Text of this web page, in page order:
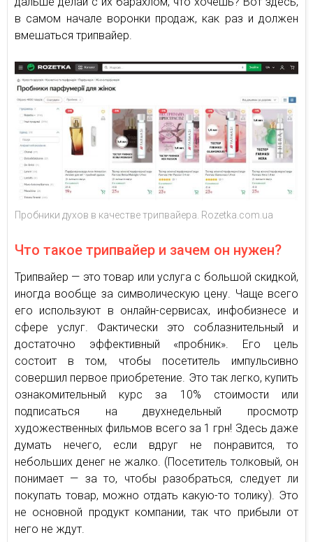
в самом начале воронки продаж, как раз и должен
вмешаться трипвайер.
Пробники духов в качестве трипвайера. Rozetka.com.ua
Что такое трипвайер и зачем он нужен?
Трипвайер — это товар или услуга с большой скидкой,
иногда вообще за символическую цену. Чаще всего
его используют в онлайн-сервисах, инфобизнесе и
сфере услуг. Фактически это соблазнительный и
достаточно эффективный «пробник». Его цель
состоит в том, чтобы посетитель импульсивно
совершил первое приобретение. Это так легко, купить
ознакомительный курс за 10% стоимости или
подписаться на двухнедельный просмотр
художественных фильмов всего за 1 грн! Здесь даже
думать нечего, если вдруг не понравится, то
небольших денег не жалко. (Посетитель толковый, он
понимает — за то, чтобы разобраться, следует ли
покупать товар, можно отдать какую-то толику). Это
не основной продукт компании, так что прибыли от
него не ждут.